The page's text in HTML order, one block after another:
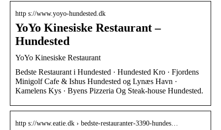
http s://www.yoyo-hundested.dk
YoYo Kinesiske Restaurant –
Hundested
YoYo Kinesiske Restaurant
Bedste Restaurant i Hundested · Hundested Kro · Fjordens
Minigolf Cafe & Ishus Hundested og Lynæs Havn ·
Kamelens Kys · Byens Pizzeria Og Steak-house Hundested.
http s://www.eatie.dk › bedste-restauranter-3390-hundes…